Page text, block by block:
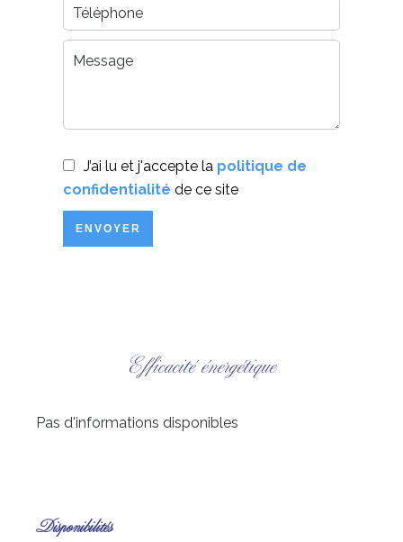
J’ai lu et j'accepte la politique de
confidentialité de ce site
ENVOYER
Efficacité énergétique
Pas d'informations disponibles
Disponibilités